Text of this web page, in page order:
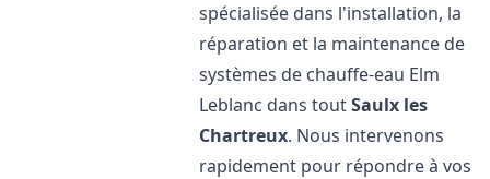
spécialisée dans l'installation, la
réparation et la maintenance de
systèmes de chauffe-eau Elm
Leblanc dans toutSaulx les
Chartreux. Nous intervenons
rapidement pour répondre à vos